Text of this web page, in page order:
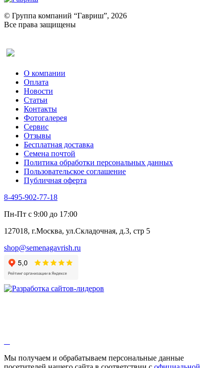
Ревень
Рукола
Рута
Тмин
Трава для чая
Туласи
Укроп
Фенхель пряный
Хризантема овощная
Цикорий пряный
Цикорий салатный (Витлуф)
Черемша
Шпинат
Щавель
Эндивий
Эстрагон
Алтей
Бессмертник
Валериана
Валерианелла
Гибискус лекарственный
Девясил
Душица
Змееголовник
Мыльнянка
© Группа компаний “Гавриш”, 2026
Все права защищены
О компании
Оплата
Новости
Статьи
Контакты
Фотогалерея​
Сервис
Отзывы
Бесплатная доставка
Семена почтой
Политика обработки персональных данных
Пользовательское соглашение
Публичная оферта
8-495-902-77-18
Пн-Пт с 9:00 до 17:00
127018, г.Москва, ул.Складочная, д.3, стр 5
shop@semenagavrish.ru
Мы получаем и обрабатываем персональные данные